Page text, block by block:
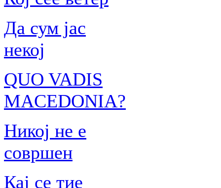
Да сум јас
некој
QUO VADIS
MACEDONIA?
Никој не е
совршен
Кај се тие